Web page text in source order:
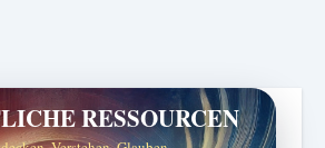
RESSOURCEN